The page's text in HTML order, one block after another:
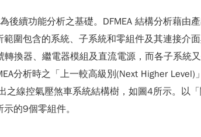
續功能分析之基礎。DFMEA 結構分析藉由
圍包含的系統、子系統和零組件及其連接介
換器、繼電器模組及直流電源，而各子系統
分析時之「上一較高級別(Next Higher
線控氣壓煞車系統結構樹，如圖4所示。以
的9個零組件。